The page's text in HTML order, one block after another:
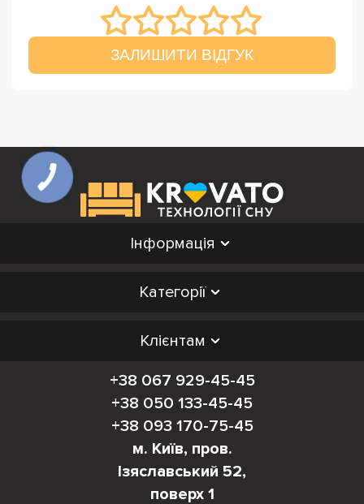
ЗАЛИШИТИ ВІДГУК
Інформація
Категорії
Клієнтам
+38 067 929-45-45
+38 050 133-45-45
+38 093 170-75-45
м. Київ, пров.
Ізяславський 52,
поверх 1